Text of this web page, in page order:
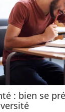
: bien se